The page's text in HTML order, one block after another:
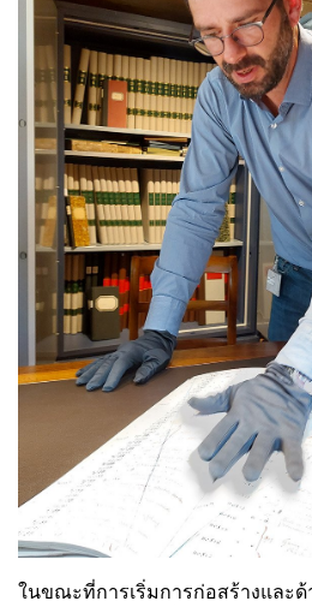
ในขณะที่การเริ่มการก่อสร้างและ